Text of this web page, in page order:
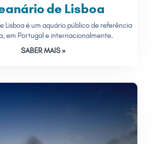
de Lisboa
Lisboa é um aquário público de referência
em Portugal e internacionalmente.
SABER MAIS »